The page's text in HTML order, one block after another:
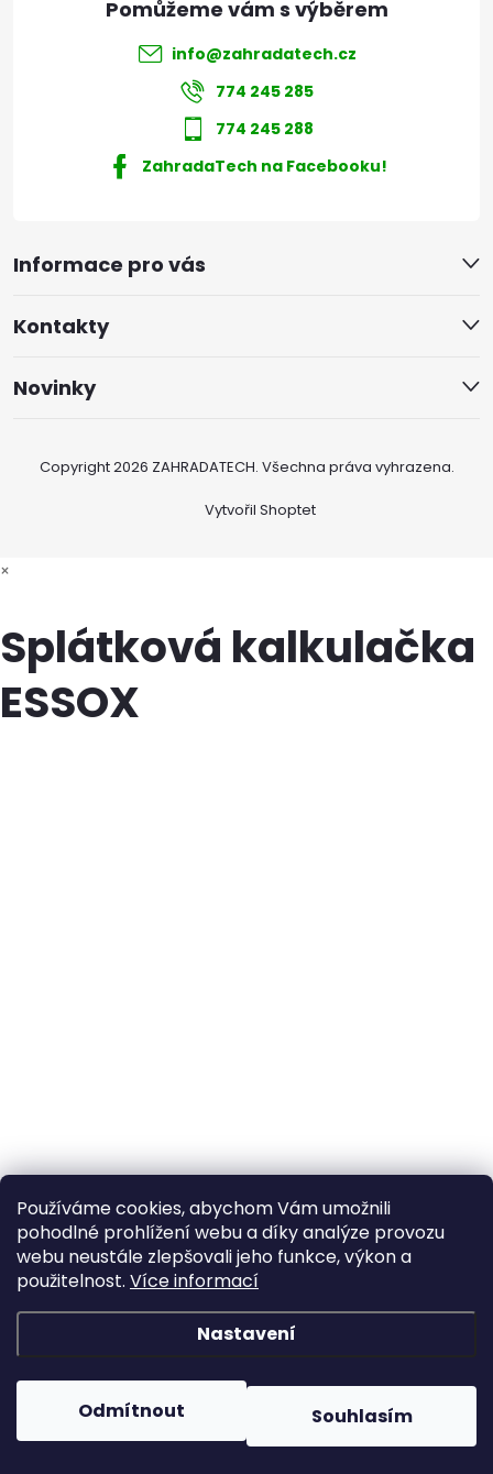
Používáme cookies, abychom Vám umožnili
pohodlné prohlížení webu a díky analýze provozu
webu neustále zlepšovali jeho funkce, výkon a
použitelnost. Více informací
Nastavení
Odmítnout Souhlasím
Informace pro vás
Kontakty
Novinky
info@zahradatech.cz
774 245 285
774 245 288
ZahradaTech na Facebooku!
Vytvořil Shoptet
Copyright 2026 ZAHRADATECH. Všechna práva vyhrazena.
×
Splátková kalkulačka
ESSOX